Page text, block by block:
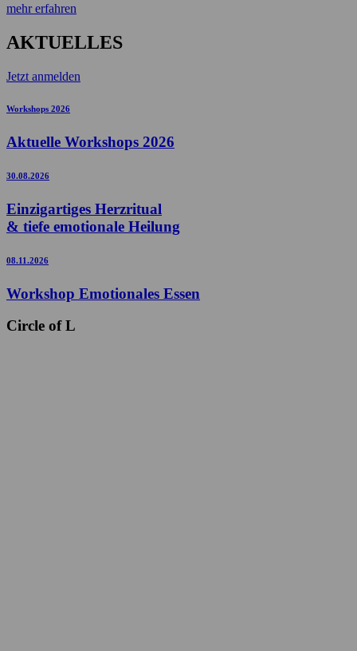
mehr erfahren
AKTUELLES
Jetzt anmelden
Workshops 2026
Aktuelle Workshops 2026
30.08.2026
Einzigartiges Herzritual
& tiefe emotionale Heilung
08.11.2026
Workshop Emotionales Essen
Circle of L